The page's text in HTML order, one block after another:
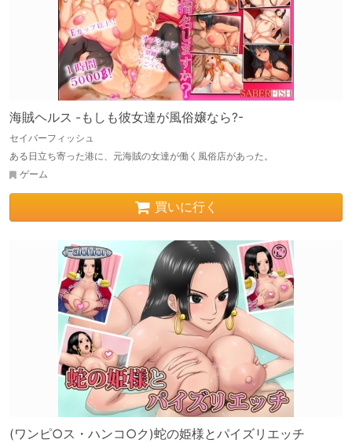
海賊ヘルス -もしも彼女達が風俗嬢なら?-
セイバーフィッシュ
ある日立ち寄った港に、元海賊の女達が働く風俗店があった。
ゲーム
買いに行く
(ワンピ○ス・ハンコ○ク)蛇の姫様とパイズリエッチ